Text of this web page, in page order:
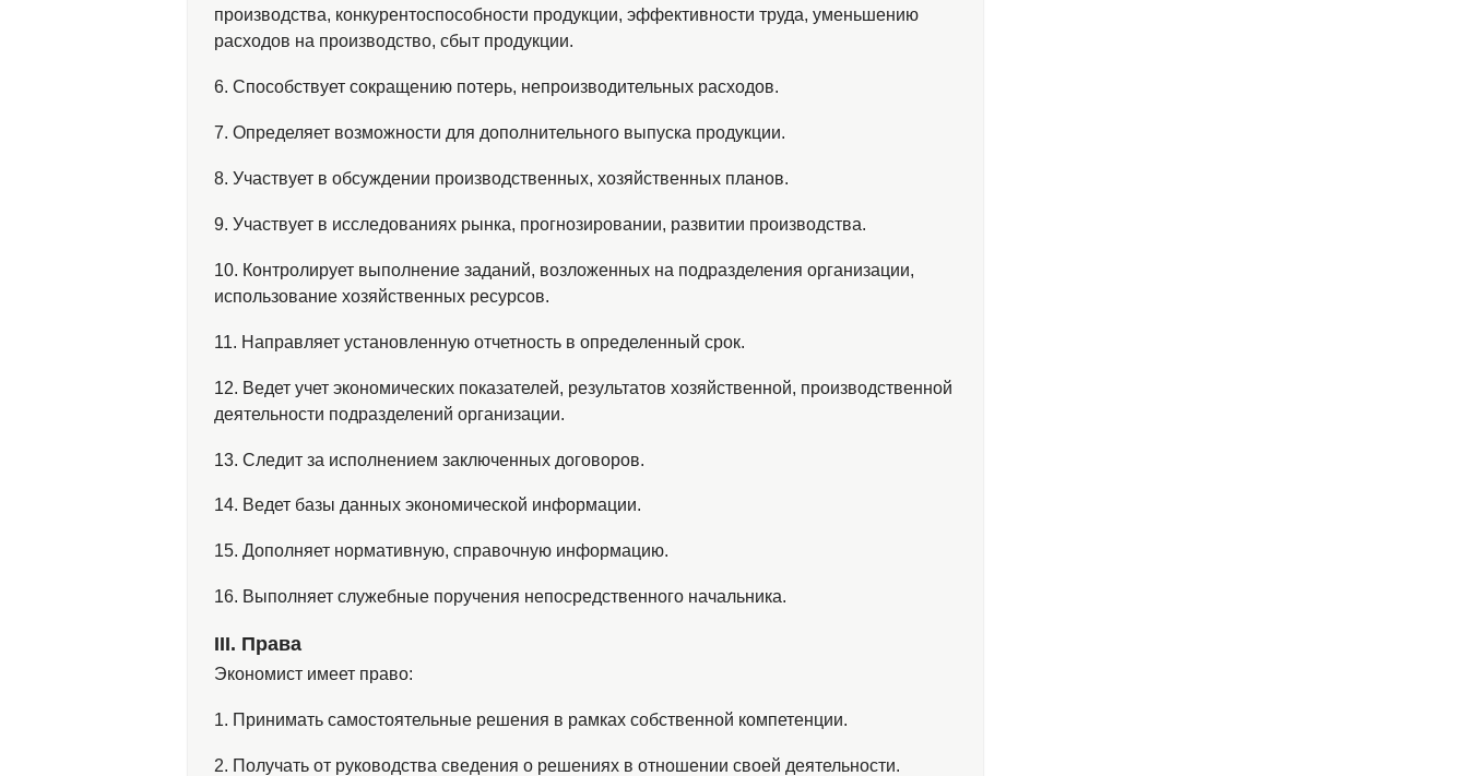
производства, конкурентоспособности продукции, эффективности труда, уменьшению
расходов на производство, сбыт продукции.
6. Способствует сокращению потерь, непроизводительных расходов.
7. Определяет возможности для дополнительного выпуска продукции.
8. Участвует в обсуждении производственных, хозяйственных планов.
9. Участвует в исследованиях рынка, прогнозировании, развитии производства.
10. Контролирует выполнение заданий, возложенных на подразделения организации,
использование хозяйственных ресурсов.
11. Направляет установленную отчетность в определенный срок.
12. Ведет учет экономических показателей, результатов хозяйственной, производственной
деятельности подразделений организации.
13. Следит за исполнением заключенных договоров.
14. Ведет базы данных экономической информации.
15. Дополняет нормативную, справочную информацию.
16. Выполняет служебные поручения непосредственного начальника.
ІІІ. Права
Экономист имеет право:
1. Принимать самостоятельные решения в рамках собственной компетенции.
2. Получать от руководства сведения о решениях в отношении своей деятельности.